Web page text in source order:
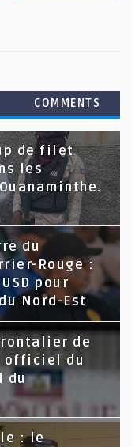
COMMENTS
de filet
les
du
Rouge :
pour
Nord-Est
de
officiel du
du
: le